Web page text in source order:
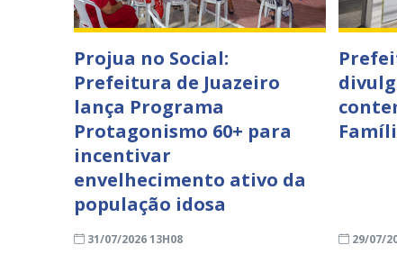
Projua no Social:
Prefeitura de Juazeiro
lança Programa
Protagonismo 60+ para
incentivar
envelhecimento ativo da
população idosa
31/07/2026 13H08 29/07/